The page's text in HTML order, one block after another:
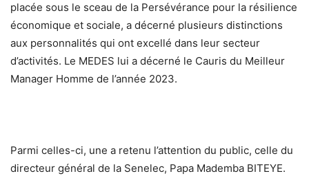
placée sous le sceau de la Persévérance pour la résilience
économique et sociale, a décerné plusieurs distinctions
aux personnalités qui ont excellé dans leur secteur
d’activités. Le MEDES lui a décerné le Cauris du Meilleur
Manager Homme de l’année 2023.
Parmi celles-ci, une a retenu l’attention du public, celle du
directeur général de la Senelec, Papa Mademba BITEYE.